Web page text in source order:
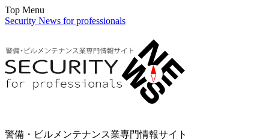
Top Menu
Security News for professionals
警備・ビルメンテナンス業専門情報サイト